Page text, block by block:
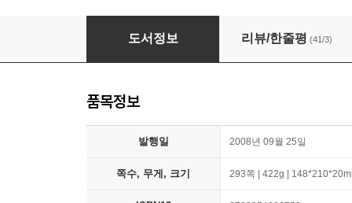
위험한 독서
도서정보 리뷰/한줄평 (41/3)
품목정보
발행일 2008년 09월 25일
쪽수, 무게, 크기 293쪽 | 422g |